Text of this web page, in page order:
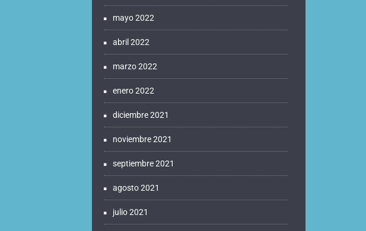
mayo 2022
abril 2022
marzo 2022
enero 2022
diciembre 2021
noviembre 2021
septiembre 2021
agosto 2021
julio 2021